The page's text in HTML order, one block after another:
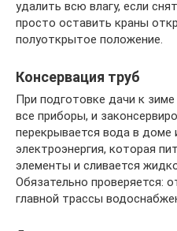
удалить всю влагу, если
просто оставить краны
полуоткрытое положение.
Консервация труб
При подготовке дачи к
все приборы, и
перекрывается вода в доме
электроэнергия, которая
элементы и сливается
Обязательно проверяется:
главной трассы